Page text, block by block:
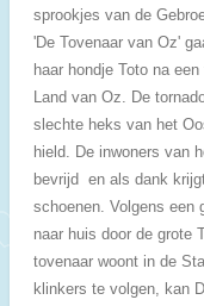
sprookjes van de
'De Tovenaar van Oz'
haar hondje Toto na
Land van Oz. De
slechte heks van het
hield. De inwoners van
bevrijd en als dank
schoenen. Volgens een
naar huis door de grote
tovenaar woont in de
klinkers te volgen, kan